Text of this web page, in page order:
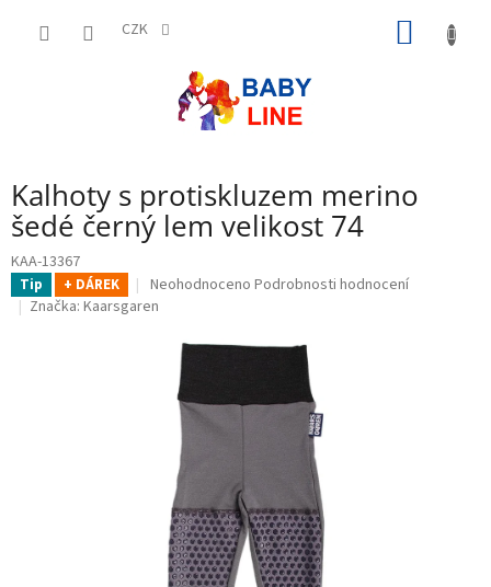
CZK
Kalhoty s protiskluzem merino
šedé černý lem velikost 74
KAA-13367
Tip + DÁREK
Průměrné
hodnocení
hvězdiček.
Neohodnoceno Podrobnosti hodnocení
Značka: Kaarsgaren